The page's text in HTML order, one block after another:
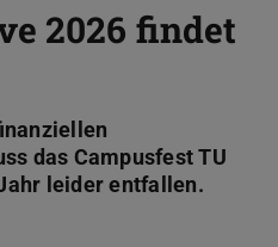
2026 findet
das Campusfest TU
leider entfallen.